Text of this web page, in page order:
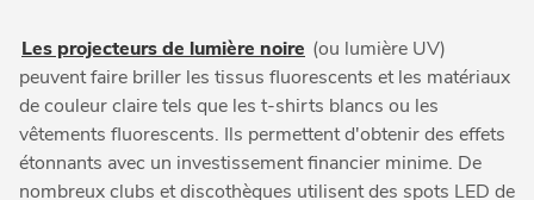
Les projecteurs de lumière noire (ou lumière UV)
peuvent faire briller les tissus fluorescents et les matériaux
de couleur claire tels que les t-shirts blancs ou les
vêtements fluorescents. Ils permettent d'obtenir des effets
étonnants avec un investissement financier minime. De
nombreux clubs et discothèques utilisent des spots LED de